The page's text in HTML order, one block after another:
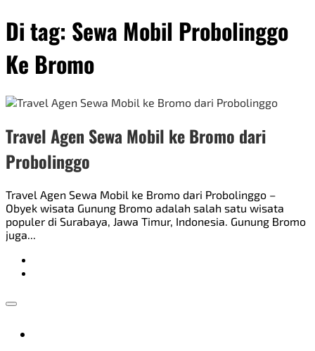
Di tag: Sewa Mobil Probolinggo
Ke Bromo
Travel Agen Sewa Mobil ke Bromo dari
Probolinggo
Travel Agen Sewa Mobil ke Bromo dari Probolinggo –
Obyek wisata Gunung Bromo adalah salah satu wisata
populer di Surabaya, Jawa Timur, Indonesia. Gunung Bromo
juga...